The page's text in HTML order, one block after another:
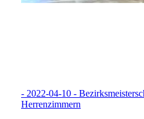
- 2022-04-10 -
Herrenzimmern